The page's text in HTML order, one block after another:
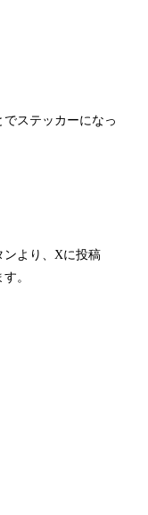
ステッカーになっ
より、Xに投稿
。